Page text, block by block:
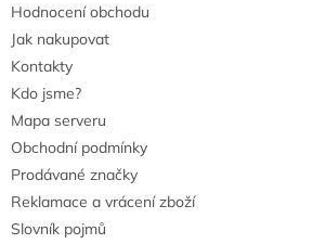
Hodnocení obchodu
Jak nakupovat
Kontakty
Kdo jsme?
Mapa serveru
Obchodní podmínky
Prodávané značky
Reklamace a vrácení zboží
Slovník pojmů